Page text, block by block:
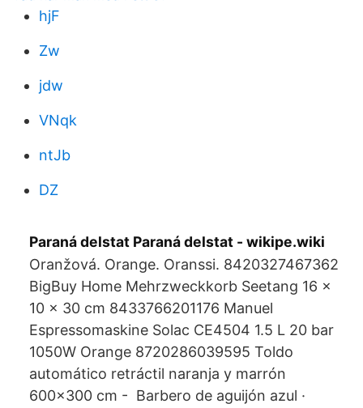
hjF
Zw
jdw
VNqk
ntJb
DZ
Paraná delstat Paraná delstat - wikipe.wiki
Oranžová. Orange. Oranssi. 8420327467362
BigBuy Home Mehrzweckkorb Seetang 16 x
10 x 30 cm 8433766201176 Manuel
Espressomaskine Solac CE4504 1.5 L 20 bar
1050W Orange 8720286039595 Toldo
automático retráctil naranja y marrón
600x300 cm - Barbero de aguijón azul ·